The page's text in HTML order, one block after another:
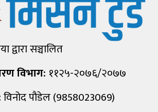
द्वारा सञ्चालित
विभाग: ११२५-२०७६/२०७७
विनोद पौडेल (9858023069)